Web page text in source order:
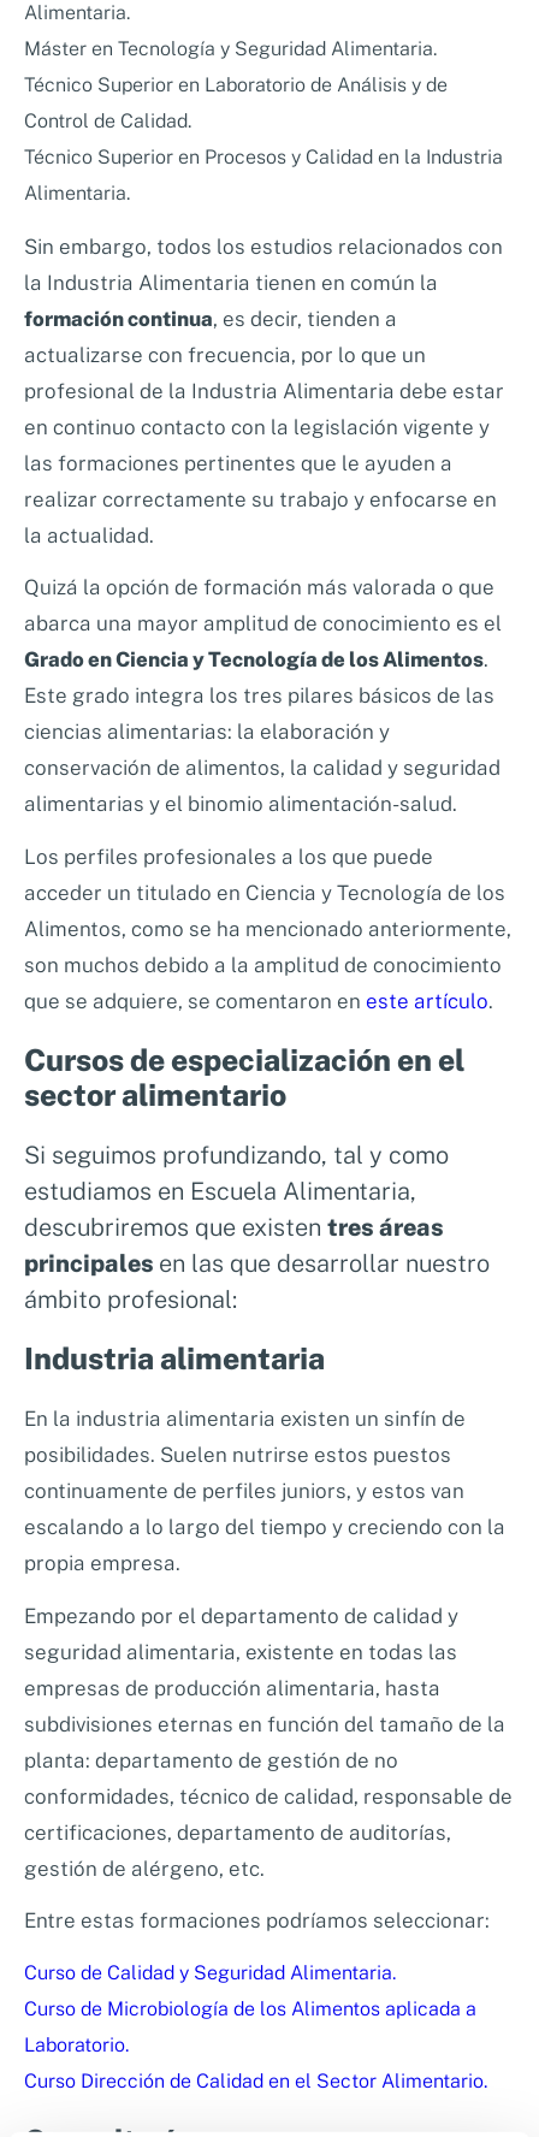
Alimentaria.
Máster en Tecnología y Seguridad Alimentaria.
Técnico Superior en Laboratorio de Análisis y de
Control de Calidad.
Técnico Superior en Procesos y Calidad en la Industria
Alimentaria.
Sin embargo, todos los estudios relacionados con
la Industria Alimentaria tienen en común la
formación continua, es decir, tienden a
actualizarse con frecuencia, por lo que un
profesional de la Industria Alimentaria debe estar
en continuo contacto con la legislación vigente y
las formaciones pertinentes que le ayuden a
realizar correctamente su trabajo y enfocarse en
la actualidad.
Quizá la opción de formación más valorada o que
abarca una mayor amplitud de conocimiento es el
Grado en Ciencia y Tecnología de los Alimentos.
Este grado integra los tres pilares básicos de las
ciencias alimentarias: la elaboración y
conservación de alimentos, la calidad y seguridad
alimentarias y el binomio alimentación-salud.
Los perfiles profesionales a los que puede
acceder un titulado en Ciencia y Tecnología de los
Alimentos, como se ha mencionado anteriormente,
son muchos debido a la amplitud de conocimiento
que se adquiere, se comentaron en este artículo.
Cursos de especialización en el
sector alimentario
Si seguimos profundizando, tal y como
estudiamos en Escuela Alimentaria,
descubriremos que existen tres áreas
principales en las que desarrollar nuestro
ámbito profesional:
Industria alimentaria
En la industria alimentaria existen un sinfín de
posibilidades. Suelen nutrirse estos puestos
continuamente de perfiles juniors, y estos van
escalando a lo largo del tiempo y creciendo con la
propia empresa.
Empezando por el departamento de calidad y
seguridad alimentaria, existente en todas las
empresas de producción alimentaria, hasta
subdivisiones eternas en función del tamaño de la
planta: departamento de gestión de no
conformidades, técnico de calidad, responsable de
certificaciones, departamento de auditorías,
gestión de alérgeno, etc.
Entre estas formaciones podríamos seleccionar:
Curso de Calidad y Seguridad Alimentaria.
Curso de Microbiología de los Alimentos aplicada a
Laboratorio.
Curso Dirección de Calidad en el Sector Alimentario.